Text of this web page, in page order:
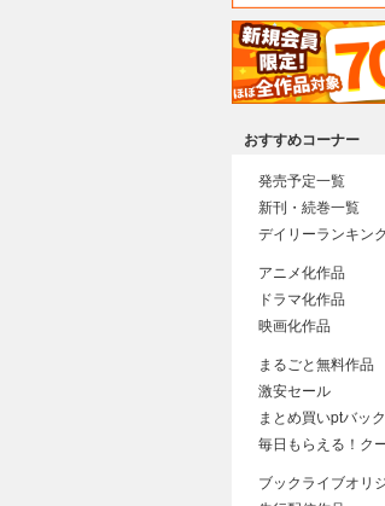
おすすめコーナー
発売予定一覧
新刊・続巻一覧
デイリーランキン
アニメ化作品
ドラマ化作品
映画化作品
まるごと無料作品
激安セール
まとめ買いptバック
毎日もらえる！ク
ブックライブオリ